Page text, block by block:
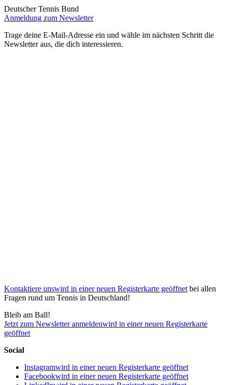
Deutscher Tennis Bund
Anmeldung zum Newsletter
Trage deine E-Mail-Adresse ein und wähle im nächsten Schritt die
Newsletter aus, die dich interessieren.
Kontaktiere unswird in einer neuen Registerkarte geöffnet bei allen
Fragen rund um Tennis in Deutschland!
Bleib am Ball!
Jetzt zum Newsletter anmeldenwird in einer neuen Registerkarte
geöffnet
Social
Instagramwird in einer neuen Registerkarte geöffnet
Facebookwird in einer neuen Registerkarte geöffnet